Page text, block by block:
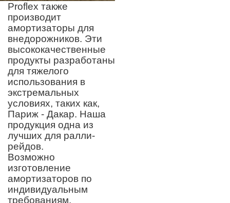
Proflex также
производит
амортизаторы для
внедорожников. Эти
высококачественные
продукты разработаны
для тяжелого
использования в
экстремальных
условиях, таких как,
Париж - Дакар. Наша
продукция одна из
лучших для ралли-
рейдов.
Возможно
изготовление
амортизаторов по
индивидуальным
требованиям,